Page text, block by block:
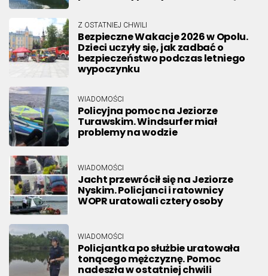
Z OSTATNIEJ CHWILI
Bezpieczne Wakacje 2026 w Opolu.
Dzieci uczyły się, jak zadbać o
bezpieczeństwo podczas letniego
wypoczynku
WIADOMOŚCI
Policyjna pomoc na Jeziorze
Turawskim. Windsurfer miał
problemy na wodzie
WIADOMOŚCI
Jacht przewrócił się na Jeziorze
Nyskim. Policjanci i ratownicy
WOPR uratowali cztery osoby
WIADOMOŚCI
Policjantka po służbie uratowała
tonącego mężczyznę. Pomoc
nadeszła w ostatniej chwili